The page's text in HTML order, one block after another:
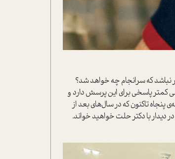
نباشد که سرانجام چه خواهد شد؟
کمتر پاسخی برای این پرسش دارد و
تاکنون که در سال‌های بعد از
دیدار با دکتر حلت خواهید خواند.